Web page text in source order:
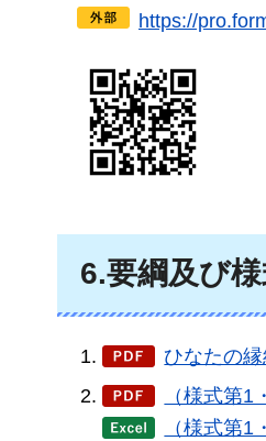
https://
6.要綱及び
ひなたの
（様式第
（様式第